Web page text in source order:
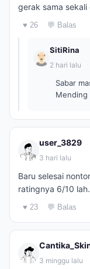
gerak sama
♥ 26 💬 Balas
SitiRina
2 hari lalu
Sabar
Mending
user_3829
3 hari lalu
Baru selesai
ratingnya 6/10
♥ 23 💬 Balas
3 minggu lalu